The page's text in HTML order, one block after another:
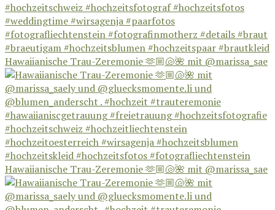
Hawaiianische Trau-Zeremonie 🫶🏼🐚🌺 mit @marissa_sae
Hawaiianische Trau-Zeremonie 🫶🏼🐚🌺 mit @marissa_sae